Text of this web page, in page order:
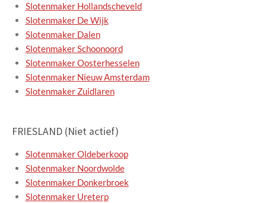
Slotenmaker Hollandscheveld
Slotenmaker De Wijk
Slotenmaker Dalen
Slotenmaker Schoonoord
Slotenmaker Oosterhesselen
Slotenmaker Nieuw Amsterdam
Slotenmaker Zuidlaren
FRIESLAND (Niet actief)
Slotenmaker Oldeberkoop
Slotenmaker Noordwolde
Slotenmaker Donkerbroek
Slotenmaker Ureterp